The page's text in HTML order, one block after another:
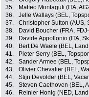
35.
Matteo Montaguti (ITA,
36.
Jelle Wallays (BEL,
37.
Christopher Sutton (AUS,
38.
David Boucher (FRA,
39.
Davide Appollonio (ITA,
40.
Bert De Waele (BEL,
41.
Pieter Serry (BEL,
42.
Sander Armee (BEL,
43.
Olivier Chevalier (BEL,
44.
Stijn Devolder (BEL,
45.
Steven Caethoven (BEL,
46.
Reinier Honig (NED,